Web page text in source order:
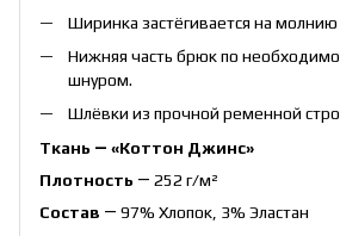
Ширинка застёгивается на молнию
Нижняя часть брюк по
шнуром.
Шлёвки из прочной ременной
Ткань ― «Коттон Джинс»
Плотность ― 252 г/м²
Состав ― 97% Хлопок, 3% Эластан